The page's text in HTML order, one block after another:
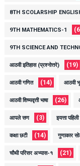
8TH SCOLARSHIP
9TH MATHEMATICS-1
9TH SCIENCE AND
आठवी इतिहास (प्रश्नोत्तरे) (19)
आठवी गणित (14) आठवी
आठवी शिष्यवृत्ती भाषा (26)
आपले सण (3) इयत्ता
कक्षा छटी (14) गुणाकार
चौथी परिसर अभ्यास-१ (21)